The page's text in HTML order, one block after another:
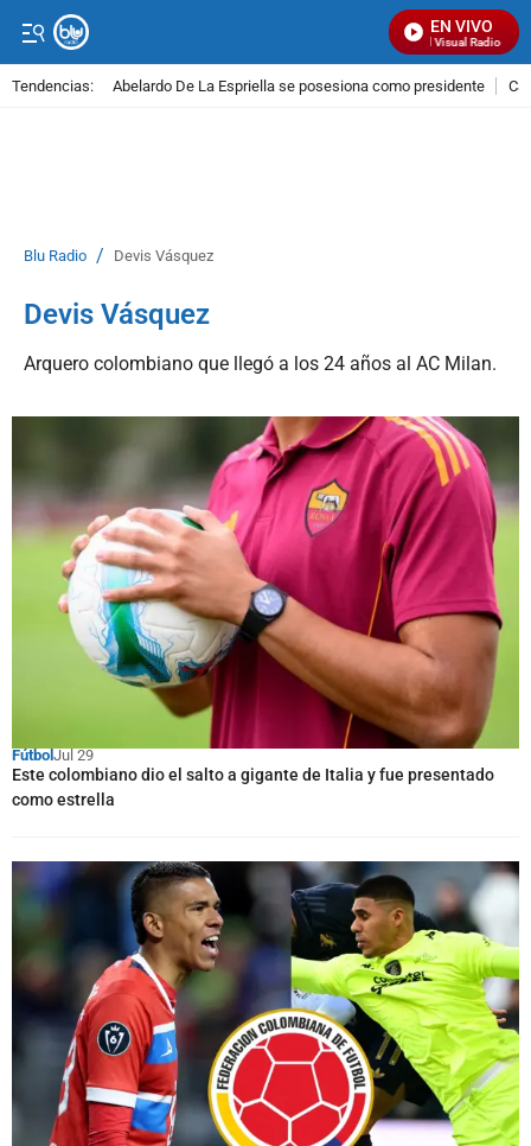
EN VIVO
Señal Visual Radio
Tendencias: Abelardo De La Espriella se posesiona como presidente
Blu Radio / Devis Vásquez
Devis Vásquez
Arquero colombiano que llegó a los 24 años al AC Milan.
FútbolJul 29
Este colombiano dio el salto a gigante de Italia y fue presentado
como estrella